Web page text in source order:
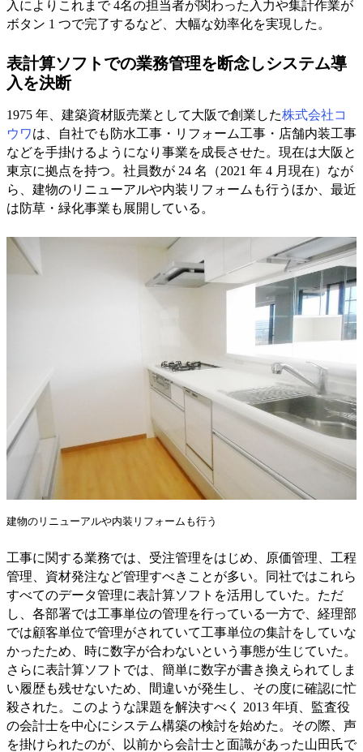
入によりこれまで 4名の担当者が関わった入力や集計作業が
ボタン 1 つで完了するなど、大幅な効率化を実現した。
表計算ソフトでの業務管理を断念しシステム導
入を決断
1975 年、建築資材販売業として大阪で創業した株式会社コ
ウワは、自社でも防水工事・リフォーム工事・店舗内装工事
などを手掛けるようになり事業を成長させた。現在は大阪と
東京に拠点を持つ。社員数が 24 名（2021 年 4 月現在）なが
ら、建物のリニューアルや内装リフォームも行うほか、最近
は防草・緑化事業も展開している。
建物のリニューアルや内装リフォームも行う
工事に関する業務では、受注管理をはじめ、原価管理、工程
管理、資材発注など管理すべきことが多い。同社ではこれら
すべてのデータ管理に表計算ソフトを活用していた。ただ
し、各部署では工事単位の管理を行っている一方で、経理部
では顧客単位で管理がされていて工事単位の集計をしていな
かったため、時に数字が合わないという事態が生じていた。
さらに表計算ソフトでは、簡単に数字が書き換えられてしま
い履歴も残せないため、間違いが発生し、その度に確認に忙
殺された。このような課題を解決すべく 2013 年頃、監査役
の会計士を中心にシステム構築の検討を始めた。その際、声
を掛けられたのが、以前から会計士と面識があった山田氏で